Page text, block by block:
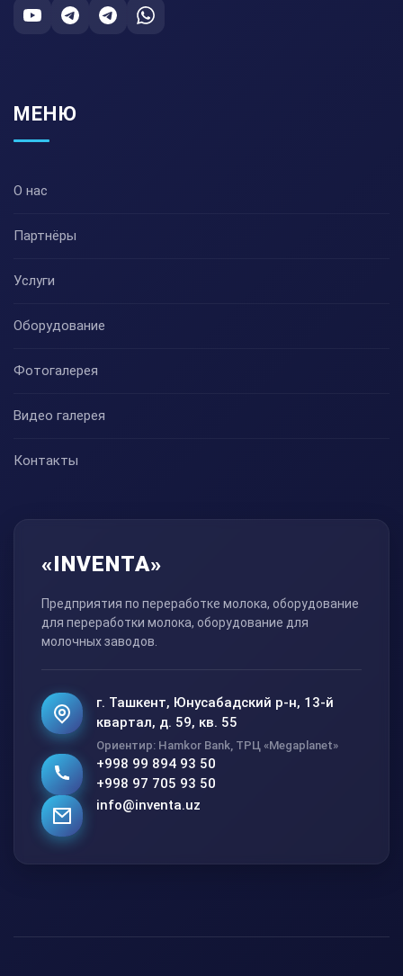
МЕНЮ
О нас
Партнёры
Услуги
Оборудование
Фотогалерея
Видео галерея
Контакты
«INVENTA»
Предприятия по переработке молока, оборудование
для переработки молока, оборудование для
молочных заводов.
г. Ташкент, Юнусабадский р-н, 13-й
квартал, д. 59, кв. 55
Ориентир: Hamkor Bank, ТРЦ «Megaplanet»
+998 99 894 93 50
+998 97 705 93 50
info@inventa.uz